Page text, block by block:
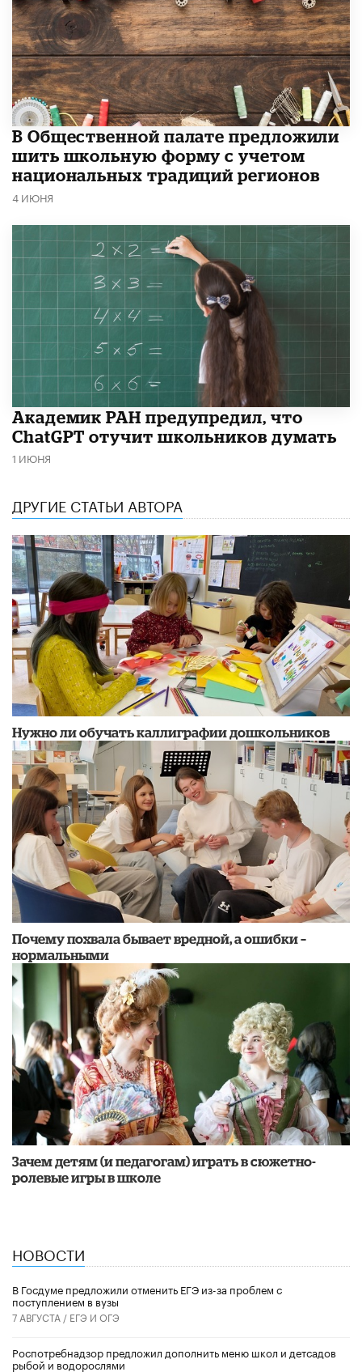
В Общественной палате предложили
шить школьную форму с учетом
национальных традиций регионов
4 ИЮНЯ
Академик РАН предупредил, что
ChatGPT отучит школьников думать
1 ИЮНЯ
ДРУГИЕ СТАТЬИ АВТОРА
Нужно ли обучать каллиграфии дошкольников
​Почему похвала бывает вредной, а ошибки –
нормальными
Зачем детям (и педагогам) играть в сюжетно-
ролевые игры в школе
НОВОСТИ
В Госдуме предложили отменить ЕГЭ из-за проблем с
поступлением в вузы
7 АВГУСТА / ЕГЭ И ОГЭ
Роспотребнадзор предложил дополнить меню школ и детсадов
рыбой и водорослями